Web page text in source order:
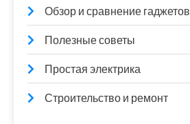
Обзор и сравнение гаджетов
Полезные советы
Простая электрика
Строительство и ремонт